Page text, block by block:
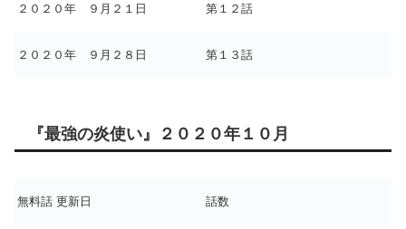
２０２０年 ９月２１日 第１２話
２０２０年 ９月２８日 第１３話
『最強の炎使い』２０２０年１０月
無料話 更新日 話数